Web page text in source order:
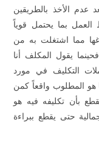
عدم الأخذ بالطريقين
العمل بما يحتمل قوياً
مما اشتغلت به من
يقول المكلف أنا
التكليف في مورد
هو المطلوب واقعاً كمن
بأن تكليفه فيه هو
حتى يقطع ببراءة